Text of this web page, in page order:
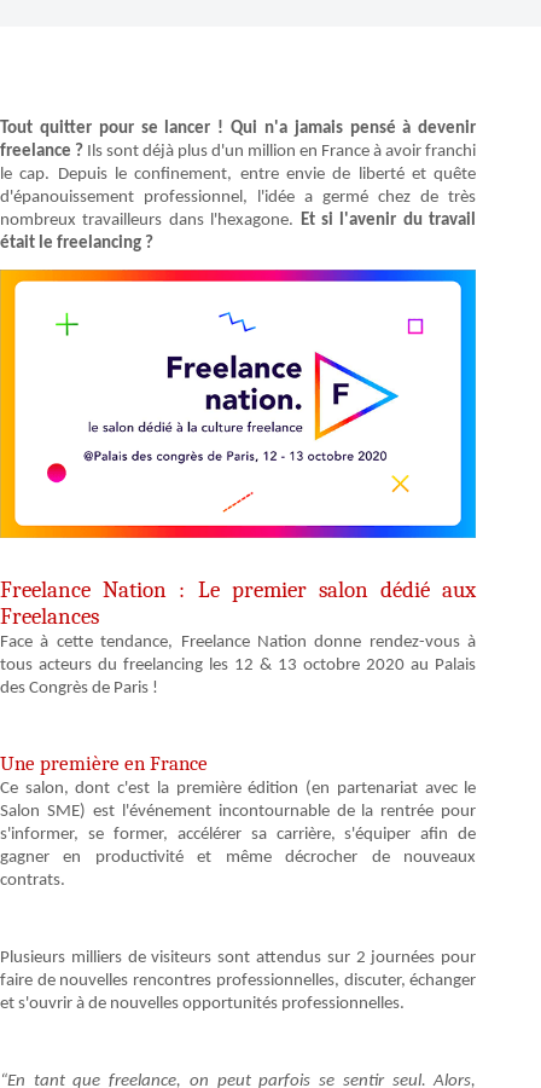
Tout quitter pour se lancer ! Qui n'a jamais pensé à devenir
freelance ? Ils sont déjà plus d'un million en France à avoir franchi
le cap. Depuis le confinement, entre envie de liberté et quête
d'épanouissement professionnel, l'idée a germé chez de très
nombreux travailleurs dans l'hexagone. Et si l'avenir du travail
était le freelancing ?
Freelance Nation : Le premier salon dédié aux
Freelances
Face à cette tendance, Freelance Nation donne rendez-vous à
tous acteurs du freelancing les 12 & 13 octobre 2020 au Palais
des Congrès de Paris !
Une première en France
Ce salon, dont c'est la première édition (en partenariat avec le
Salon SME) est l'événement incontournable de la rentrée pour
s'informer, se former, accélérer sa carrière, s'équiper afin de
gagner en productivité et même décrocher de nouveaux
contrats.
Plusieurs milliers de visiteurs sont attendus sur 2 journées pour
faire de nouvelles rencontres professionnelles, discuter, échanger
et s'ouvrir à de nouvelles opportunités professionnelles.
“En tant que freelance, on peut parfois se sentir seul. Alors,